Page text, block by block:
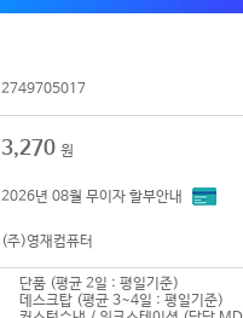
2749705017
3,270 원
2026년 08월 무이자 할부안내
(주)영재컴퓨터
단품 (평균 2일 : 평일기준)
데스크탑 (평균 3~4일 : 평일기준)